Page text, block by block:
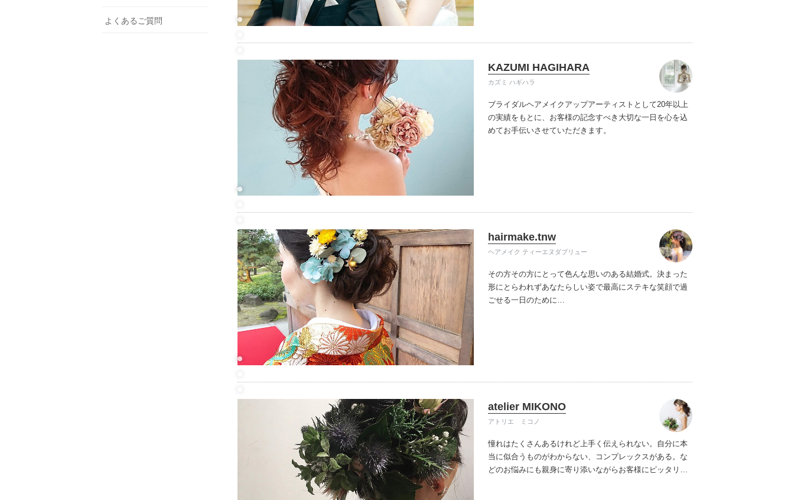
KAZUMI HAGIHARA
カズミ ハギハラ
ブライダルヘアメイクアップアーティストとして20年以上
の実績をもとに、お客様の記念すべき大切な一日を心を込
めてお手伝いさせていただきます。
hairmake.tnw
ヘアメイク ティーエヌダブリュー
その方その方にとって色んな思いのある結婚式。決まった
形にとらわれずあなたらしい姿で最高にステキな笑顔で過
ごせる一日のために…
atelier MIKONO
アトリエ ミコノ
憧れはたくさんあるけれど上手く伝えられない。自分に本
当に似合うものがわからない、コンプレックスがある。な
どのお悩みにも親身に寄り添いながらお客様にピッタリの
よくあるご質問